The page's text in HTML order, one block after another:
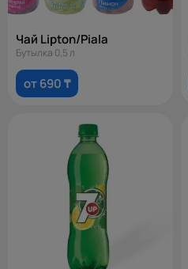
Чай Lipton/Piala
Бутылка 0,5 л
от 690 ₸